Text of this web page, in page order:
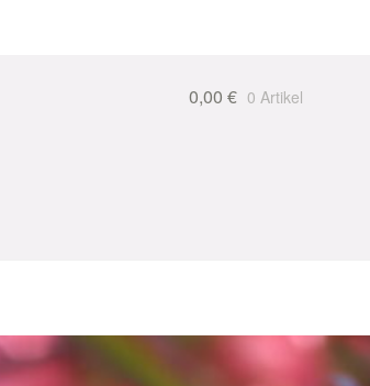
0,00 € 0 Artikel